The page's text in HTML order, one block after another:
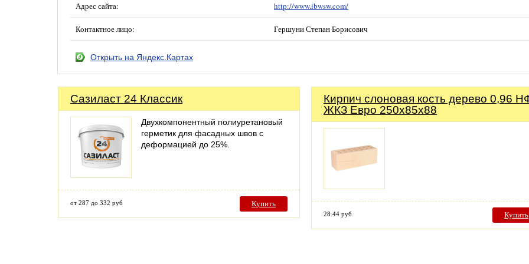
Адрес сайта: http://www.ibwsw.com/
Контактное лицо: Гершуни Степан Борисович
Открыть на Яндекс.Картах
Сазиласт 24 Классик
Двухкомпонентный полиуретановый
герметик для фасадных швов с
деформацией до 25%.
от 287 до 332 руб Купить
Кирпич слоновая кость дерево 0,96
ЖКЗ Евро 250х85х88
28.44 руб Купить